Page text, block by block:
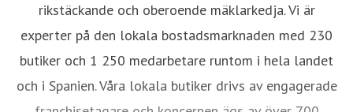
rikstäckande och oberoende mäklarkedja. Vi är
experter på den lokala bostadsmarknaden med 230
butiker och 1 250 medarbetare runtom i hela landet
och i Spanien. Våra lokala butiker drivs av engagerade